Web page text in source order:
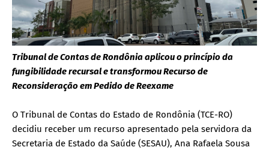
Tribunal de Contas de Rondônia aplicou o princípio da
fungibilidade recursal e transformou Recurso de
Reconsideração em Pedido de Reexame
O Tribunal de Contas do Estado de Rondônia (TCE-RO)
decidiu receber um recurso apresentado pela servidora da
Secretaria de Estado da Saúde (SESAU), Ana Rafaela Sousa